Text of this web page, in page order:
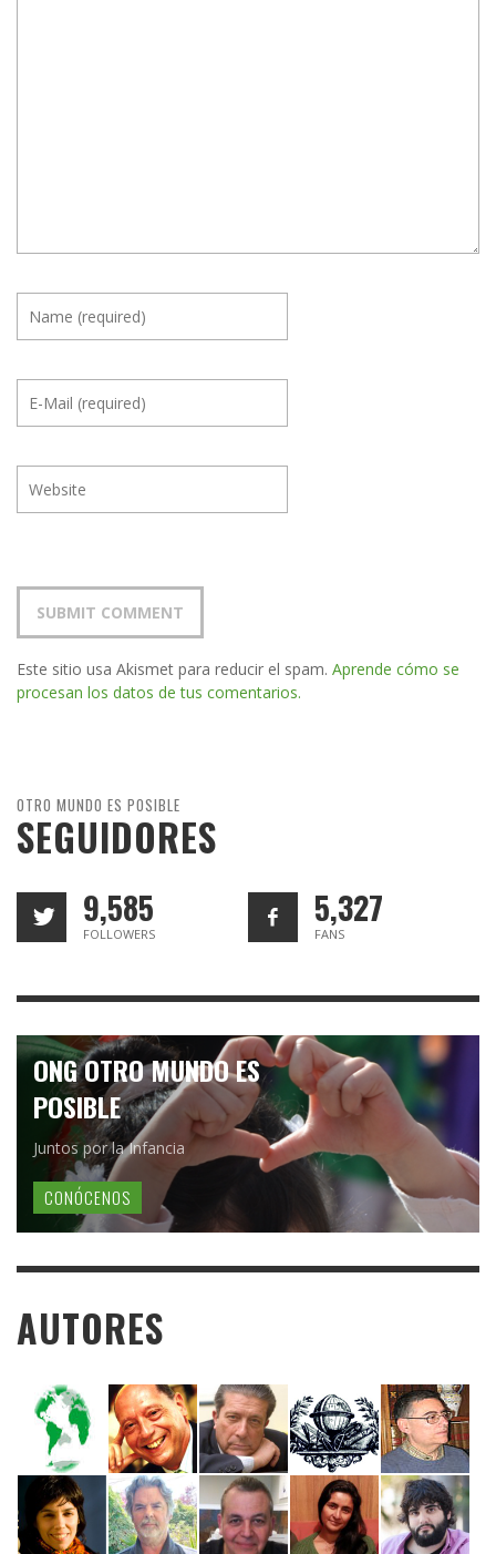
Este sitio usa Akismet para reducir el spam. Aprende cómo se
procesan los datos de tus comentarios.
OTRO MUNDO ES POSIBLE
SEGUIDORES
9,585
FOLLOWERS
5,327
FANS
ONG OTRO MUNDO ES
POSIBLE
Juntos por la Infancia
CONÓCENOS
AUTORES